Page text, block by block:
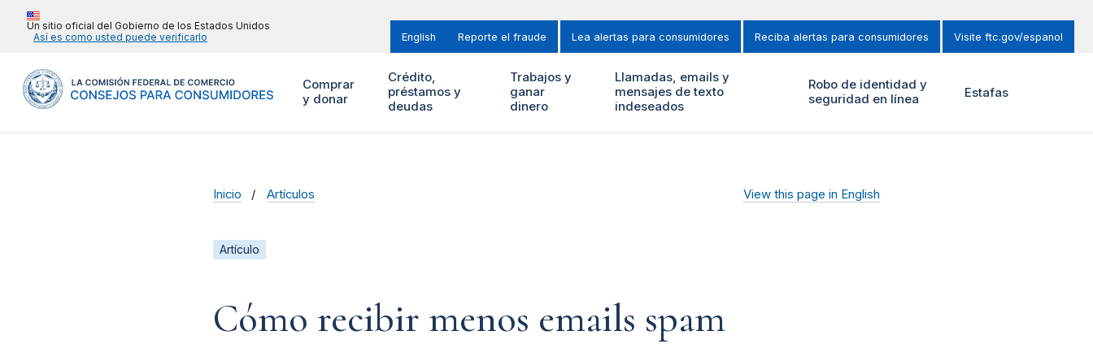
Un sitio oficial del Gobierno de los Estados Unidos
Así es como usted puede verificarlo
English Reporte el fraude Lea alertas para consumidores Reciba alertas para consumidores Visite ftc.gov/espanol
Comprar
y donar
Crédito,
préstamos y
deudas
Trabajos y
ganar
dinero
Llamadas, emails y
mensajes de texto
indeseados
Robo de identidad y
seguridad en línea
Estafas
Inicio Artículos View this page in English
Artículo
Cómo recibir menos emails spam